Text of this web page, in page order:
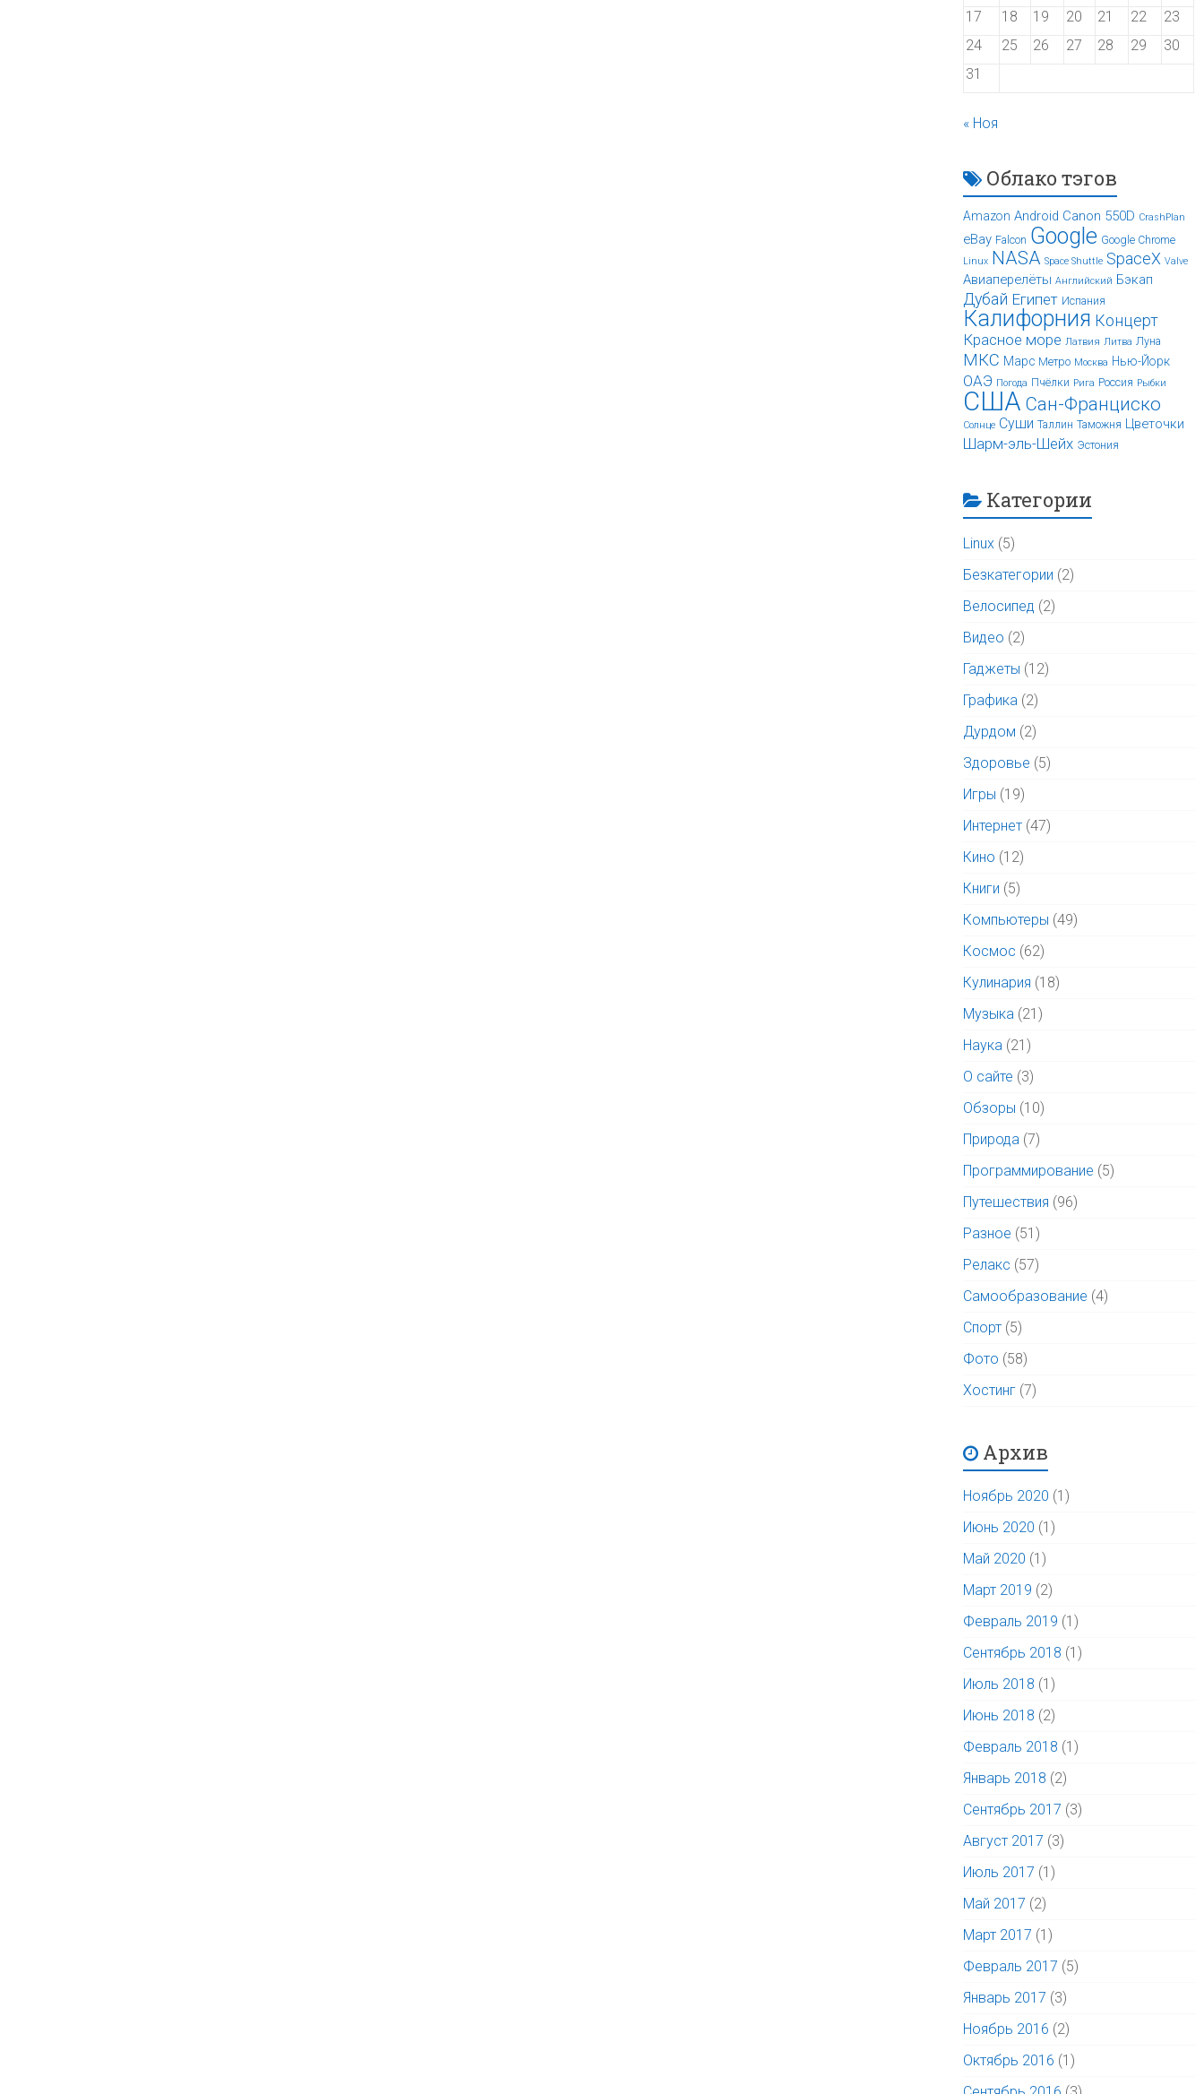
17
18 19 20 21 22
23
24
25 26 27 28 29
30
31
« Ноя
Облако тэгов
Amazon Android Canon 550D CrashPlan
eBay Falcon Google Google Chrome
Linux NASA Space Shuttle SpaceX Valve
Авиаперелёты Английский Бэкап
Дубай Египет Испания
Калифорния Концерт
Красное море Латвия Литва Луна
МКС Марс Метро Москва Нью-Йорк
ОАЭ Погода Пчёлки Рига Россия Рыбки
США Сан-Франциско
Солнце Суши Таллин Таможня Цветочки
Шарм-эль-Шейх Эстония
Категории
Linux (5)
Безкатегории (2)
Велосипед (2)
Видео (2)
Гаджеты (12)
Графика (2)
Дурдом (2)
Здоровье (5)
Игры (19)
Интернет (47)
Кино (12)
Книги (5)
Компьютеры (49)
Космос (62)
Кулинария (18)
Музыка (21)
Наука (21)
О сайте (3)
Обзоры (10)
Природа (7)
Программирование (5)
Путешествия (96)
Разное (51)
Релакс (57)
Самообразование (4)
Спорт (5)
Фото (58)
Хостинг (7)
Архив
Ноябрь 2020 (1)
Июнь 2020 (1)
Май 2020 (1)
Март 2019 (2)
Февраль 2019 (1)
Сентябрь 2018 (1)
Июль 2018 (1)
Июнь 2018 (2)
Февраль 2018 (1)
Январь 2018 (2)
Сентябрь 2017 (3)
Август 2017 (3)
Июль 2017 (1)
Май 2017 (2)
Март 2017 (1)
Февраль 2017 (5)
Январь 2017 (3)
Ноябрь 2016 (2)
Октябрь 2016 (1)